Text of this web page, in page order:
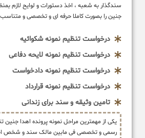
سندگذار به شعبه ، اخذ دستورات و لوایح لازم
جنین را بصورت کاملا حرفه ای و تخصصی و متناسب
درخواست تنظیم نمونه شکوائیه
درخواست تنظیم نمونه لایحه دفاعی
درخواست تنظیم نمونه دادخواست
درخواست تنظیم نمونه قرارداد
تامین وثیقه و سند برای زندانی
یکی از مهمترین مراحل نمونه پرونده اهدا جنین
رسمی و تخصصی فی مابین مالک سند و شخص